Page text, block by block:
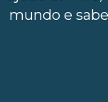
mundo e